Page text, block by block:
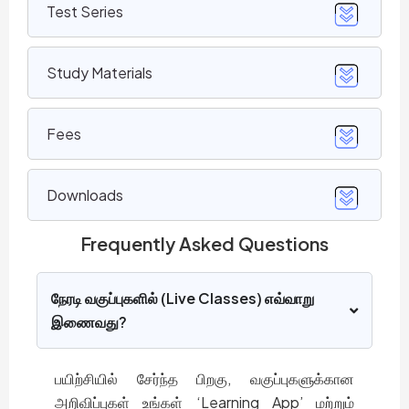
Test Series
Study Materials
Fees
Downloads
Frequently Asked Questions
நேரடி வகுப்புகளில் (Live Classes) எவ்வாறு
இணைவது?
பயிற்சியில் சேர்ந்த பிறகு, வகுப்புகளுக்கான
அறிவிப்புகள் உங்கள் ‘Learning App’ மற்றும்